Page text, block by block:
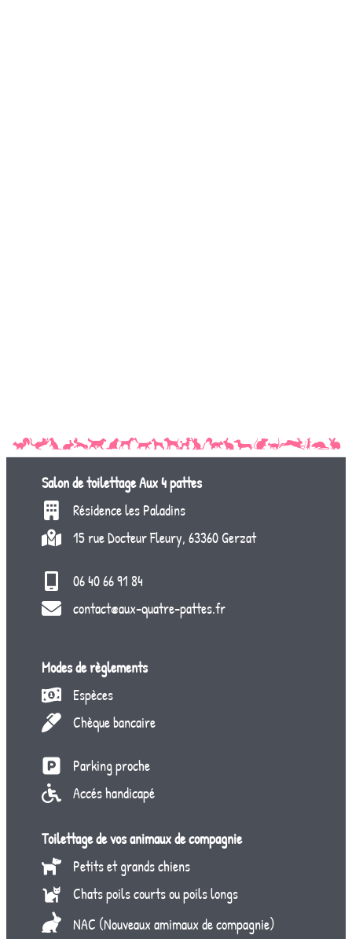
Salon de toilettageAux 4 pattes
Résidence les Paladins
15 rue Docteur Fleury, 63360 Gerzat
06 40 66 91 84
contact@aux-quatre-pattes.fr
Modes de règlements
Espèces
Chèque bancaire
Parking proche
Accés handicapé
Toilettage de vos animaux de compagnie
Petits et grands chiens
Chats poils courts ou poils longs
NAC (Nouveaux amimaux de compagnie)